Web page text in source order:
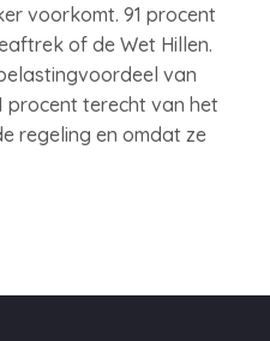
voorkomt. 91 procent
of de Wet Hillen.
van
procent terecht van het
regeling en omdat ze